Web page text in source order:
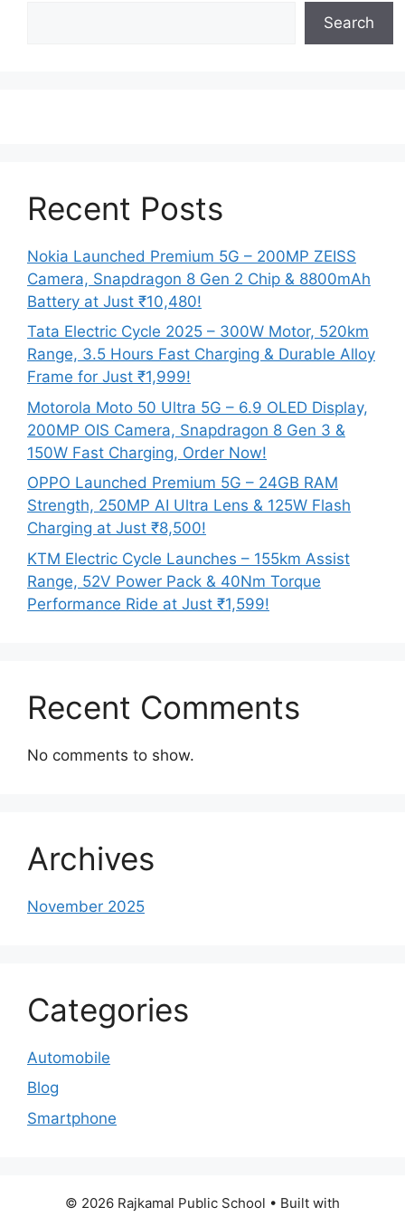
Search
Recent Posts
Nokia Launched Premium 5G – 200MP ZEISS
Camera, Snapdragon 8 Gen 2 Chip & 8800mAh
Battery at Just ₹10,480!
Tata Electric Cycle 2025 – 300W Motor, 520km
Range, 3.5 Hours Fast Charging & Durable Alloy
Frame for Just ₹1,999!
Motorola Moto 50 Ultra 5G – 6.9 OLED Display,
200MP OIS Camera, Snapdragon 8 Gen 3 &
150W Fast Charging, Order Now!
OPPO Launched Premium 5G – 24GB RAM
Strength, 250MP AI Ultra Lens & 125W Flash
Charging at Just ₹8,500!
KTM Electric Cycle Launches – 155km Assist
Range, 52V Power Pack & 40Nm Torque
Performance Ride at Just ₹1,599!
Recent Comments
No comments to show.
Archives
November 2025
Categories
Automobile
Blog
Smartphone
© 2026 Rajkamal Public School • Built with